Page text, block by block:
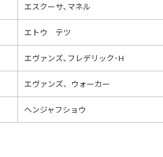
エスクーサ､マネル
エトウ テツ
エヴァンズ､フレデリック･H
エヴァンズ、ウォーカー
ヘンジャフショウ